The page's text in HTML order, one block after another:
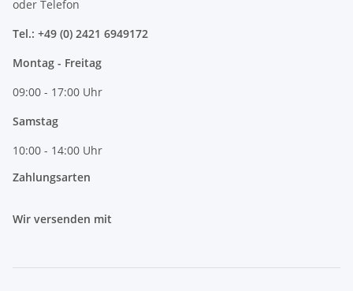
oder Telefon
Tel.: +49 (0) 2421 6949172
Montag - Freitag
09:00 - 17:00 Uhr
Samstag
10:00 - 14:00 Uhr
Zahlungsarten
Wir versenden mit